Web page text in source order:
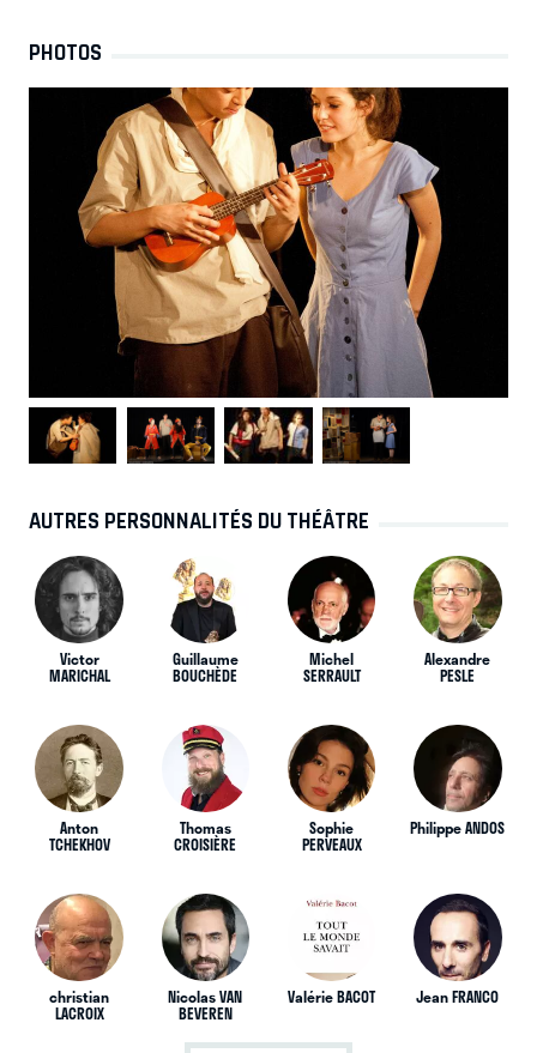
PHOTOS
AUTRES PERSONNALITÉS DU THÉÂTRE
Victor
MARICHAL
Guillaume
BOUCHÈDE
Michel
SERRAULT
Alexandre
PESLE
Anton
TCHEKHOV
Thomas
CROISIÈRE
Sophie
PERVEAUX
Philippe ANDOS
christian
LACROIX
Nicolas VAN
BEVEREN
Valérie BACOT Jean FRANCO